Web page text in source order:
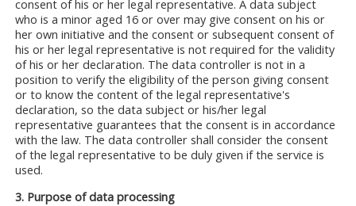
consent of his or her legal representative. A data subject
who is a minor aged 16 or over may give consent on his or
her own initiative and the consent or subsequent consent of
his or her legal representative is not required for the validity
of his or her declaration. The data controller is not in a
position to verify the eligibility of the person giving consent
or to know the content of the legal representative's
declaration, so the data subject or his/her legal
representative guarantees that the consent is in accordance
with the law. The data controller shall consider the consent
of the legal representative to be duly given if the service is
used.
3. Purpose of data processing